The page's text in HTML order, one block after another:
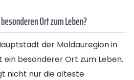
Ort zum Leben?
der Moldauregion in
ein besonderer Ort zum Leben.
nicht nur die älteste